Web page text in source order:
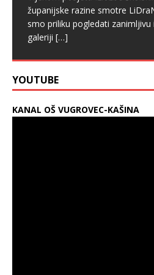
županijske razine smotre
smo priliku pogledati zanimljivu
galeriji […]
YOUTUBE
KANAL OŠ VUGROVEC-KAŠINA